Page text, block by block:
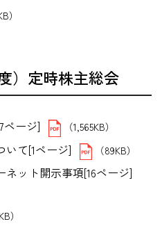
）
）定時株主総会
ページ] （1,565KB）
いて[1ページ] （89KB）
ット開示事項[16ページ]
）